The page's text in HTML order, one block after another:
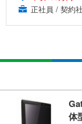
正社員 / 契約
体